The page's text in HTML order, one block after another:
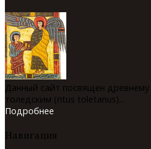
Данный сайт посвящен
толедским (ritus toletanus)...
Подробнее
Навигация